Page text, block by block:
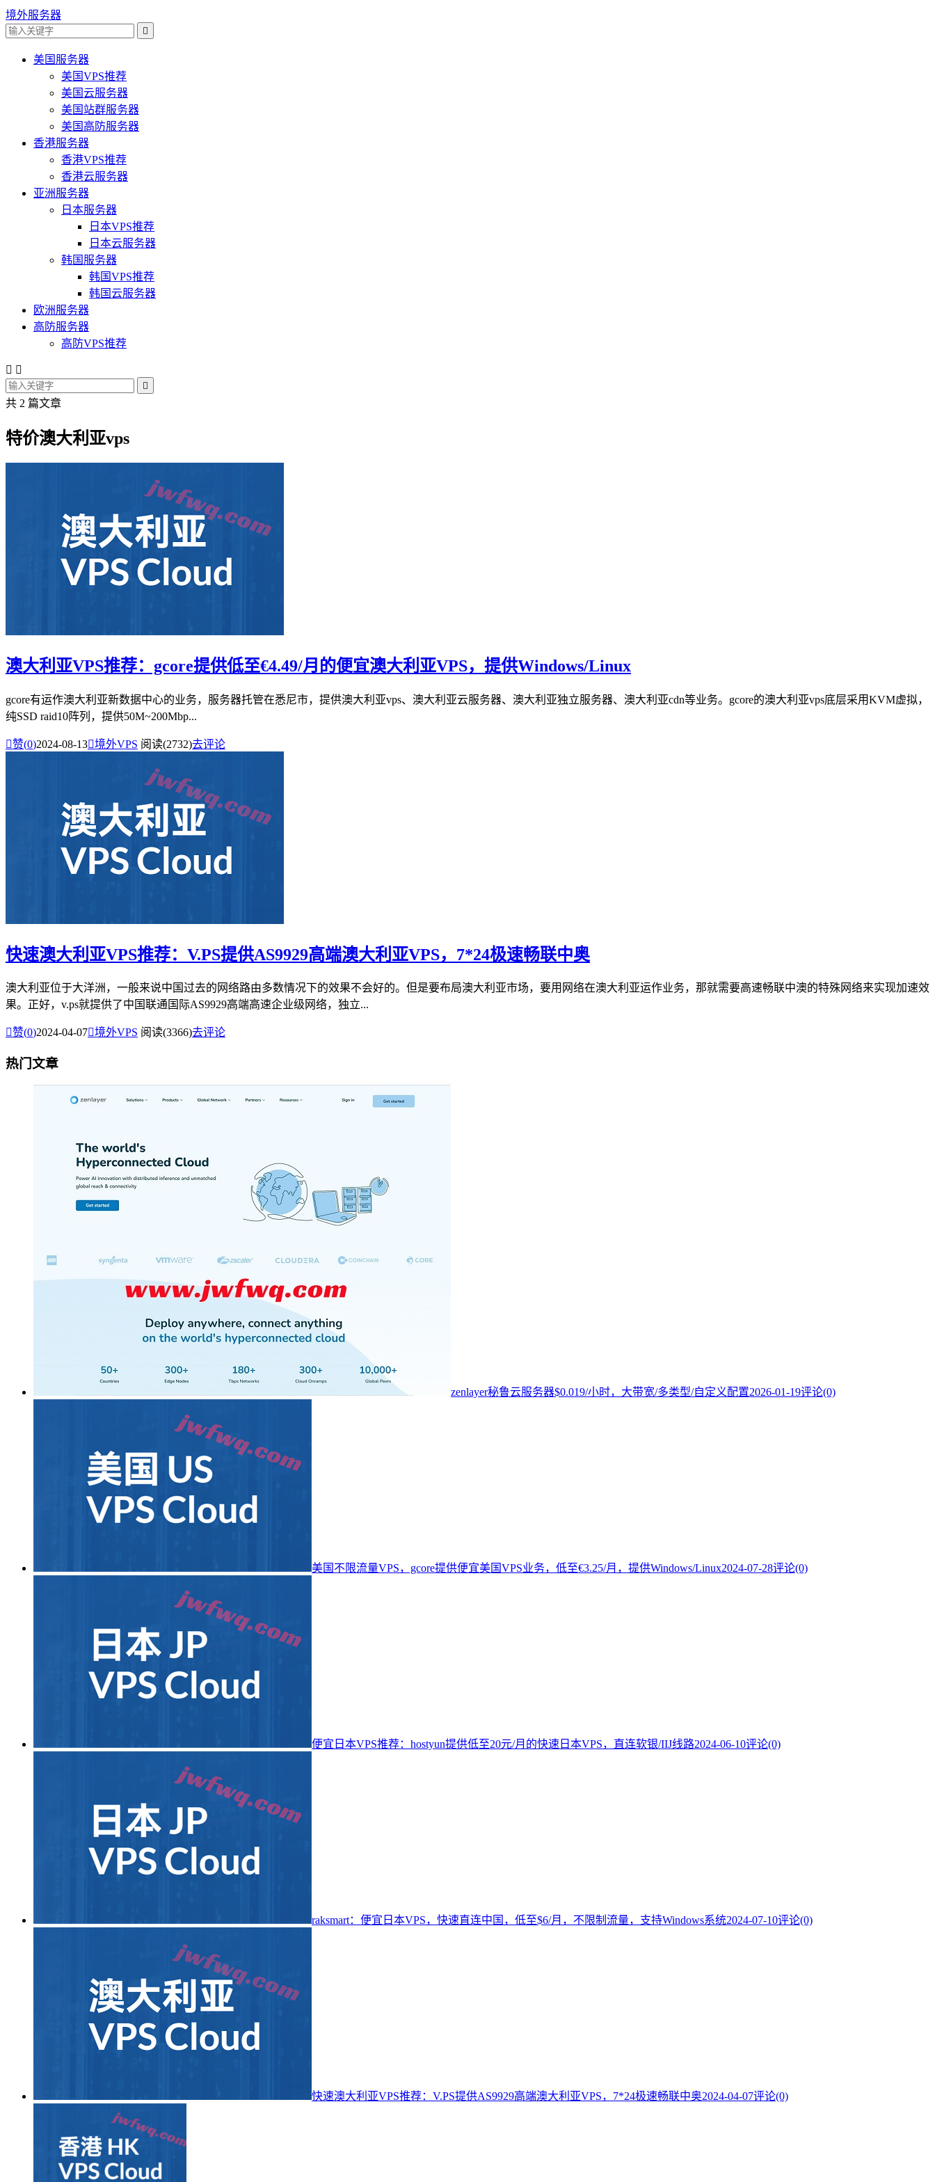
境外服务器

美国服务器
美国VPS推荐
美国云服务器
美国站群服务器
美国高防服务器
香港服务器
香港VPS推荐
香港云服务器
亚洲服务器
日本服务器
日本VPS推荐
日本云服务器
韩国服务器
韩国VPS推荐
韩国云服务器
欧洲服务器
高防服务器
高防VPS推荐
 

共 2 篇文章
特价澳大利亚vps
澳大利亚VPS推荐：gcore提供低至€4.49/月的便宜澳大利亚VPS，提供Windows/Linux
gcore有运作澳大利亚新数据中心的业务，服务器托管在悉尼市，提供澳大利亚vps、澳大利亚云服务器、澳大利亚独立服务器、澳大利亚cdn等业务。gcore的澳大利亚vps底层采用KVM虚拟，
纯SSD raid10阵列，提供50M~200Mbp...
赞(0)2024-08-13境外VPS 阅读(2732)去评论
快速澳大利亚VPS推荐：V.PS提供AS9929高端澳大利亚VPS，7*24极速畅联中奥
澳大利亚位于大洋洲，一般来说中国过去的网络路由多数情况下的效果不会好的。但是要布局澳大利亚市场，要用网络在澳大利亚运作业务，那就需要高速畅联中澳的特殊网络来实现加速效
果。正好，v.ps就提供了中国联通国际AS9929高端高速企业级网络，独立...
赞(0)2024-04-07境外VPS 阅读(3366)去评论
热门文章
zenlayer秘鲁云服务器$0.019/小时，大带宽/多类型/自定义配置2026-01-19评论(0)
美国不限流量VPS，gcore提供便宜美国VPS业务，低至€3.25/月，提供Windows/Linux2024-07-28评论(0)
便宜日本VPS推荐：hostyun提供低至20元/月的快速日本VPS，直连软银/IIJ线路2024-06-10评论(0)
raksmart：便宜日本VPS，快速直连中国，低至$6/月，不限制流量，支持Windows系统2024-07-10评论(0)
快速澳大利亚VPS推荐：V.PS提供AS9929高端澳大利亚VPS，7*24极速畅联中奥2024-04-07评论(0)